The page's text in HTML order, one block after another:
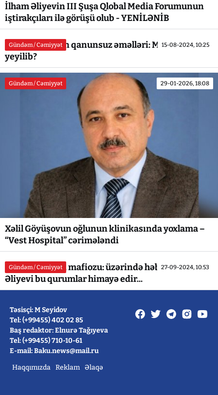
İlham Əliyevin III Şuşa Qlobal Media Forumunun
iştirakçıları ilə görüşü olub - YENİLƏNİB
Gündəm / Cəmiyyət 15-08-2024, 10:25
Ramin İsayevin qanunsuz əməlləri: Milyonlar necə
yeyilib?
Gündəm / Cəmiyyət 29-01-2026, 18:08
Xəlil Göyüşovun oğlunun klinikasında yoxlama –
“Vest Hospital” cərimələndi
Gündəm / Cəmiyyət 27-09-2024, 10:53
Bakının tikinti mafiozu: üzərində həbs olan Rauf
Əliyevi bu qurumlar himayə edir...
Təsisçi: M Seyidov
Tel: (+99455) 402 02 85
Baş redaktor: Elnurə Tağıyeva
Tel: (+99455) 710-10-61
E-mail: Baku.news@mail.ru
Haqqımızda Reklam Əlaqə